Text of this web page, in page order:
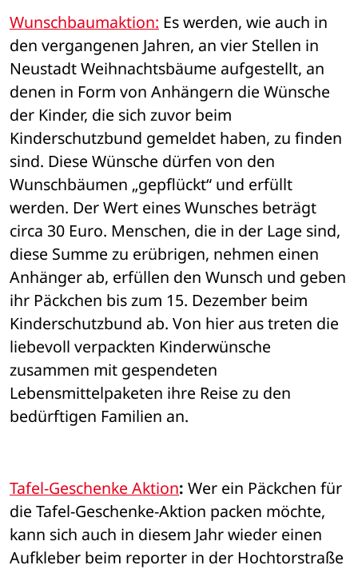
Wunschbaumaktion: Es werden, wie auch in
den vergangenen Jahren, an vier Stellen in
Neustadt Weihnachtsbäume aufgestellt, an
denen in Form von Anhängern die Wünsche
der Kinder, die sich zuvor beim
Kinderschutzbund gemeldet haben, zu finden
sind. Diese Wünsche dürfen von den
Wunschbäumen „gepflückt“ und erfüllt
werden. Der Wert eines Wunsches beträgt
circa 30 Euro. Menschen, die in der Lage sind,
diese Summe zu erübrigen, nehmen einen
Anhänger ab, erfüllen den Wunsch und geben
ihr Päckchen bis zum 15. Dezember beim
Kinderschutzbund ab. Von hier aus treten die
liebevoll verpackten Kinderwünsche
zusammen mit gespendeten
Lebensmittelpaketen ihre Reise zu den
bedürftigen Familien an.
Tafel-Geschenke Aktion: Wer ein Päckchen für
die Tafel-Geschenke-Aktion packen möchte,
kann sich auch in diesem Jahr wieder einen
Aufkleber beim reporter in der Hochtorstraße